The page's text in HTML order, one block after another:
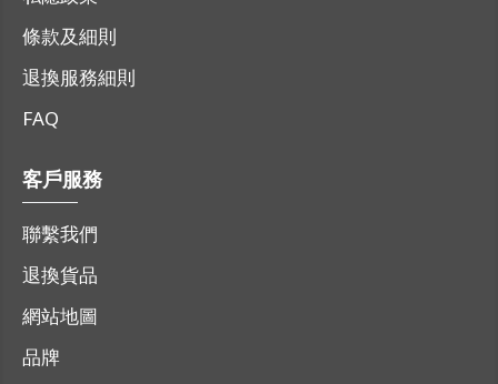
條款及細則
退換服務細則
FAQ
客戶服務
聯繫我們
退換貨品
網站地圖
品牌